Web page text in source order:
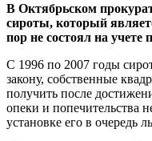
В Октябрьском
сироты, который
пор не состоял на
С 1996 по 2007 годы
закону, собственные
получить после
опеки и попечительства
установке его в очередь